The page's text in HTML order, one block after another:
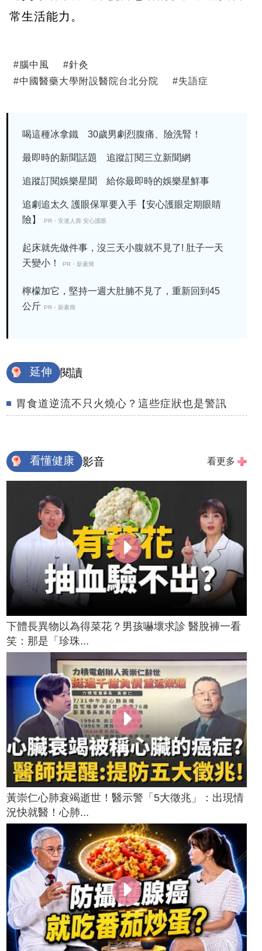
常生活能力。
#腦中風 #針灸
#中國醫藥大學附設醫院台北分院 #失語症
喝這種冰拿鐵 30歲男劇烈腹痛、險洗腎！
最即時的新聞話題 追蹤訂閱三立新聞網
追蹤訂閱娛樂星聞 給你最即時的娛樂星鮮事
追劇追太久 護眼保單要入手【安心護眼定期眼睛
險】
PR・安達人壽 安心護眼
起床就先做件事，沒三天小腹就不見了! 肚子一天
天變小！
PR・新素簡
檸檬加它，堅持一週大肚腩不見了，重新回到45
公斤 PR・新素簡
延伸 閱讀
胃食道逆流不只火燒心？這些症狀也是警訊
看懂健康 影音 看更多
下體長異物以為得菜花？男孩嚇壞求診 醫脫褲一看
笑：那是「珍珠...
黃崇仁心肺衰竭逝世！醫示警「5大徵兆」：出現情
況快就醫！心肺...